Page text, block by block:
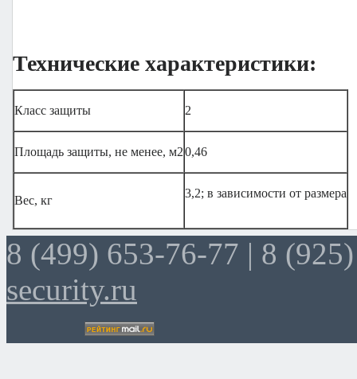
Технические характеристики:
Класс защиты 2
Площадь защиты, не менее, м20,46
Вес, кг
3,2; в зависимости от размера
8 (499) 653-76-77 | 8
security.ru